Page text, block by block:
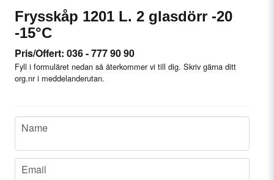
Frysskåp 1201 L. 2 glasdörr -20
-15°C
Pris/Offert: 036 - 777 90 90
Fyll i formuläret nedan så återkommer vi till dig. Skriv gärna ditt
org.nr i meddelanderutan.
name
Name
email
Email